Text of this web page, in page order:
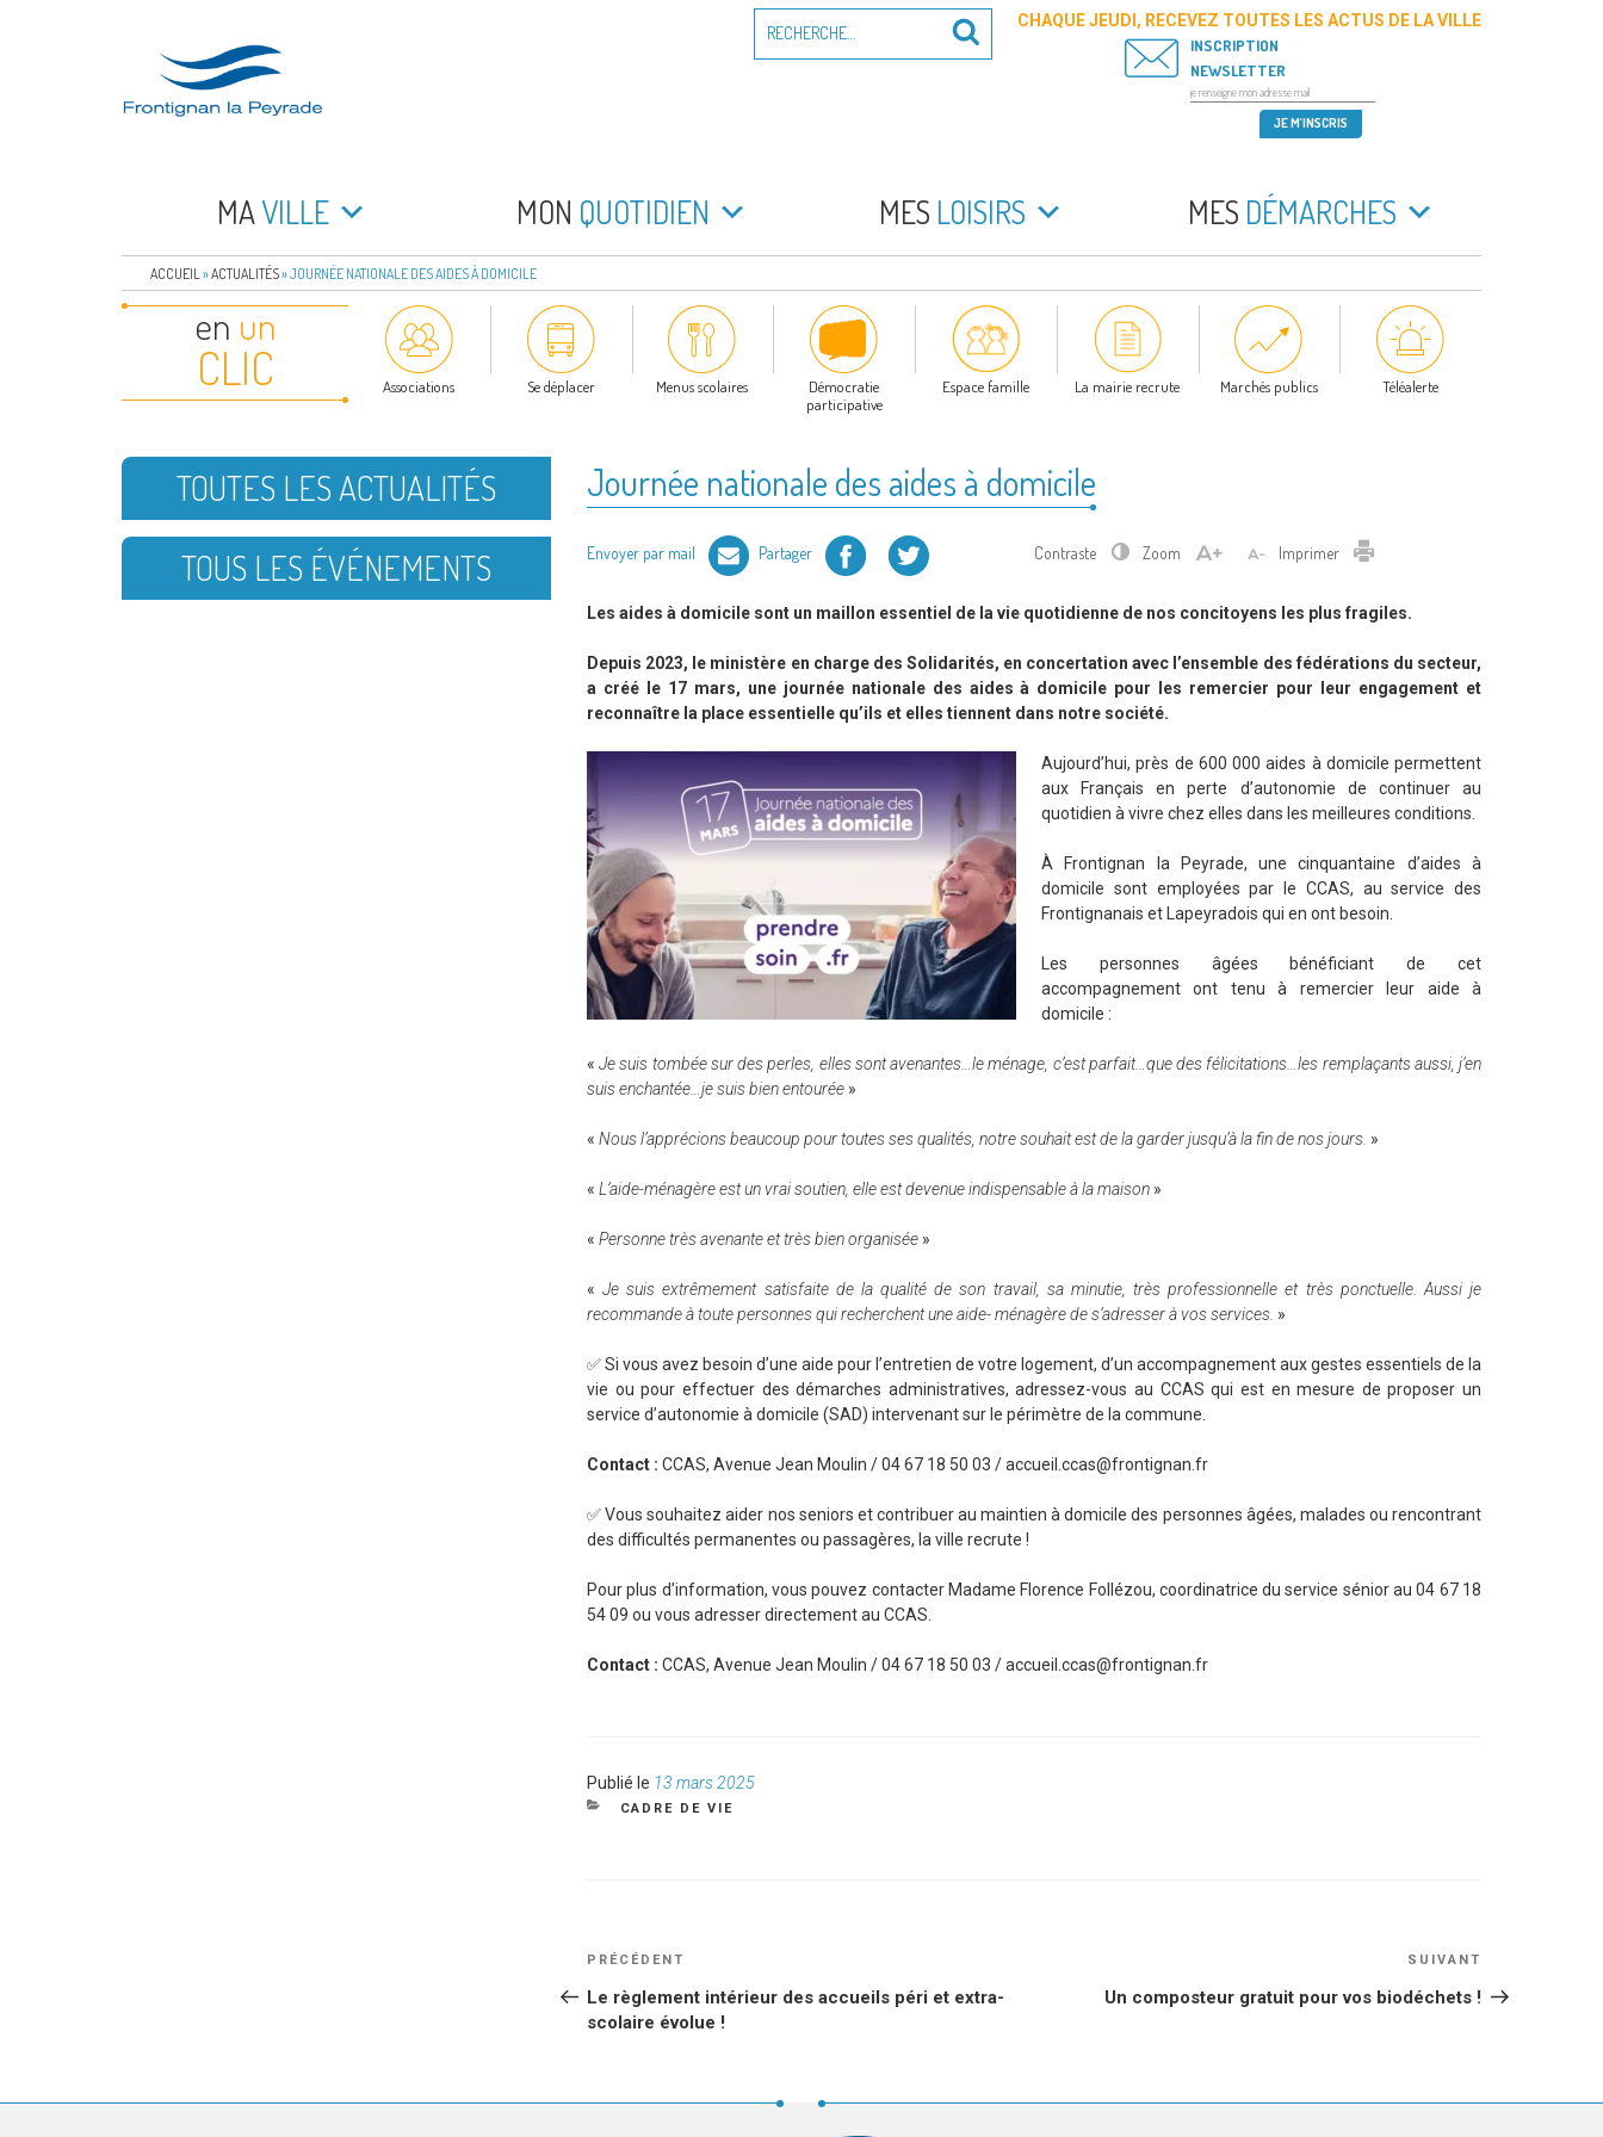
FRONTIGNAN LA PEYRADE
pour
Recherche
CHAQUE JEUDI, RECEVEZ TOUTES LES ACTUS DE LA VILLE
INSCRIPTION
NEWSLETTER
MAVILLE MON QUOTIDIEN MES LOISIRS MES DÉMARCHES
ACCUEIL »ACTUALITÉS»JOURNÉE NATIONALE DES AIDES À DOMICILE
en un
CLIC Associations Se déplacer Menus scolaires
Démocratie
participative
Espace famille La mairie recrute Marchés publics Téléalerte
Journée nationale des aides à domicile
Envoyer par mail Partager Facebook Twitter Contraste Zoom Imprimer Imprimer
Les aides à domicile sont un maillon essentiel de la vie quotidienne de nos concitoyens les plus fragiles.
Depuis 2023, le ministère en charge des Solidarités, en concertation avec l’ensemble des fédérations du secteur,
a créé le 17 mars, une journée nationale des aides à domicile pour les remercier pour leur engagement et
reconnaître la place essentielle qu’ils et elles tiennent dans notre société.
Aujourd’hui, près de 600 000 aides à domicile permettent
aux Français en perte d’autonomie de continuer au
quotidien à vivre chez elles dans les meilleures conditions.
À Frontignan la Peyrade, une cinquantaine d’aides à
domicile sont employées par le CCAS, au service des
Frontignanais et Lapeyradois qui en ont besoin.
Les personnes âgées bénéficiant de cet
accompagnement ont tenu à remercier leur aide à
domicile :
«Je suis tombée sur des perles, elles sont avenantes…le ménage, c’est parfait…que des félicitations…les remplaçants aussi, j’en
suis enchantée…je suis bien entourée »
« Nous l’apprécions beaucoup pour toutes ses qualités, notre souhait est de la garder jusqu’à la fin de nos jours. »
« L’aide-ménagère est un vrai soutien, elle est devenue indispensable à la maison »
« Personne très avenante et très bien organisée »
«Je suis extrêmement satisfaite de la qualité de son travail, sa minutie, très professionnelle et très ponctuelle. Aussi je
recommande à toute personnes qui recherchent une aide- ménagère de s’adresser à vos services. »
✅ Si vous avez besoin d’une aide pour l’entretien de votre logement, d’un accompagnement aux gestes essentiels de la
vie ou pour effectuer des démarches administratives, adressez-vous au CCAS qui est en mesure de proposer un
service d’autonomie à domicile (SAD) intervenant sur le périmètre de la commune.
Contact : CCAS, Avenue Jean Moulin / 04 67 18 50 03 / accueil.ccas@frontignan.fr
✅ Vous souhaitez aider nos seniors et contribuer au maintien à domicile des personnes âgées, malades ou rencontrant
des difficultés permanentes ou passagères, la ville recrute !
Pour plus d’information, vous pouvez contacter Madame Florence Follézou, coordinatrice du service sénior au 04 67 18
54 09 ou vous adresser directement au CCAS.
Contact : CCAS, Avenue Jean Moulin / 04 67 18 50 03 / accueil.ccas@frontignan.fr
Publié le Publié
le
13 mars 2025
CATÉGORIES
CADRE DE VIE
NAVIGATION
DE
L’ARTICLE
Article
PRÉCÉDENT
Le règlement intérieur des accueils péri et extra-
scolaire évolue !
SUIVANT
Un composteur gratuit pour vos biodéchets !
TOUTES LES ACTUALITÉS
TOUS LES ÉVÉNEMENTS